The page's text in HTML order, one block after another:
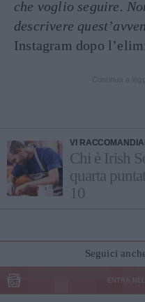
che voglio seguire.
descrivere
Instagram dopo
VI
Chi è Irish
quarta
10
Seguici
ENTRA